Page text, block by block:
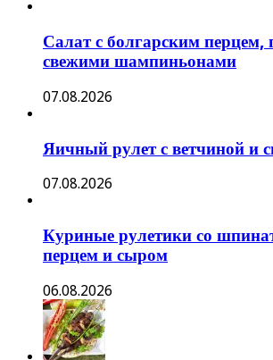
Салат с болгарским
свежими шампиньонами
07.08.2026
Яичный рулет с ветчиной и
07.08.2026
Куриные рулетики со
перцем и сыром
06.08.2026